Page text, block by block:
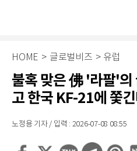
HOME > 글로벌비즈 > 유럽
불혹 맞은 佛 '라팔'의
고 한국 KF-21에 쫓
노정용 기자 / 입력 : 2026-07-08 08:55